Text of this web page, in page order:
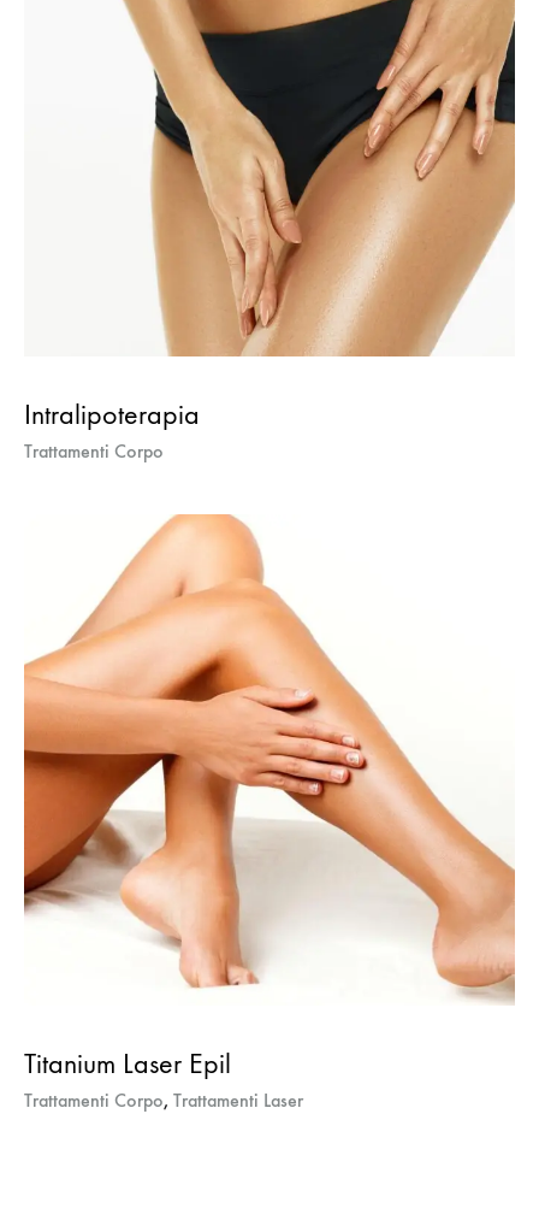
Intralipoterapia
Trattamenti Corpo
Titanium Laser Epil
Trattamenti Corpo, Trattamenti Laser